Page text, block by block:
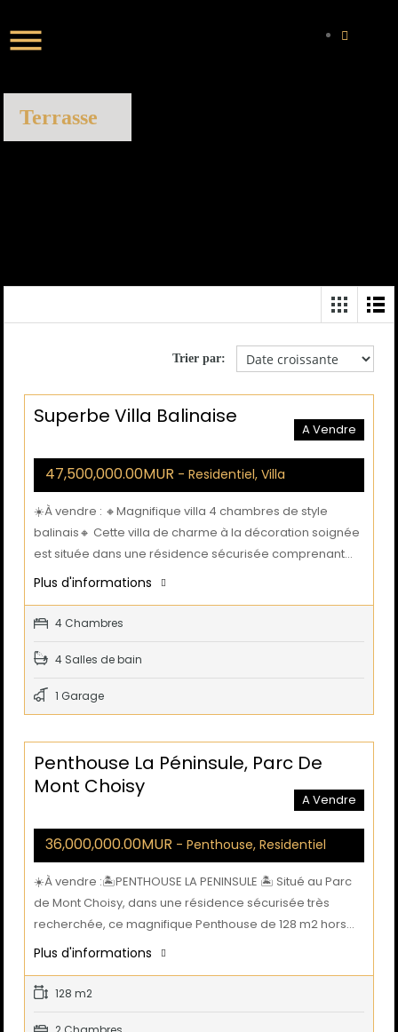
Terrasse
Trier par:
Superbe Villa Balinaise
A Vendre
47,500,000.00MUR - Residentiel, Villa
☀️À vendre : 🔸Magnifique villa 4 chambres de style
balinais🔸 Cette villa de charme à la décoration soignée
est située dans une résidence sécurisée comprenant…
Plus d'informations
4 Chambres
4 Salles de bain
1 Garage
Penthouse La Péninsule, Parc De
Mont Choisy
A Vendre
36,000,000.00MUR - Penthouse, Residentiel
☀️À vendre :🏝️PENTHOUSE LA PENINSULE 🏝️ Situé au Parc
de Mont Choisy, dans une résidence sécurisée très
recherchée, ce magnifique Penthouse de 128 m2 hors…
Plus d'informations
128 m2